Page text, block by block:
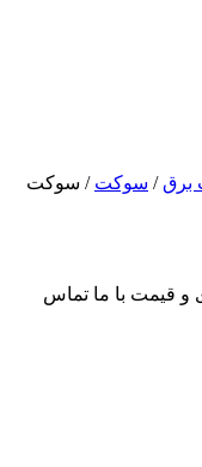
برق / سوکت / سوکت
و قیمت با ما تماس